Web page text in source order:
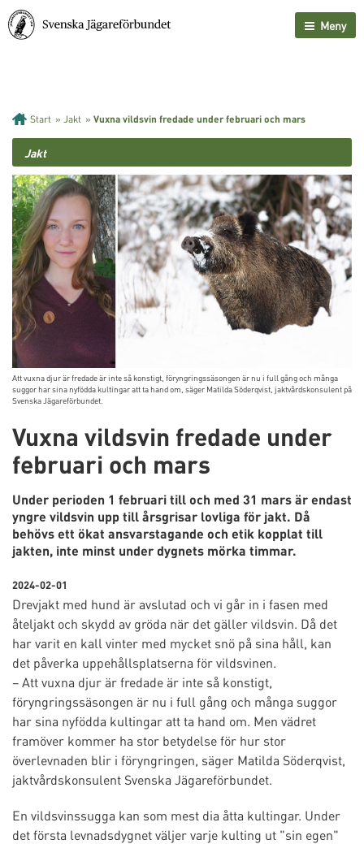
Meny
Start » Jakt » Vuxna vildsvin fredade under februari och mars
Jakt
Att vuxna djur är fredade är inte så konstigt, föryngringssäsongen är nu i full gång och många
suggor har sina nyfödda kultingar att ta hand om, säger Matilda Söderqvist, jaktvårdskonsulent på
Svenska Jägareförbundet.
Vuxna vildsvin fredade under
februari och mars
Under perioden 1 februari till och med 31 mars är endast
yngre vildsvin upp till årsgrisar lovliga för jakt. Då
behövs ett ökat ansvarstagande och etik kopplat till
jakten, inte minst under dygnets mörka timmar.
2024-02-01
Drevjakt med hund är avslutad och vi går in i fasen med
åteljakt och skydd av gröda när det gäller vildsvin. Då det
har varit en kall vinter med mycket snö på sina håll, kan
det påverka uppehållsplatserna för vildsvinen.
– Att vuxna djur är fredade är inte så konstigt,
föryngringssäsongen är nu i full gång och många suggor
har sina nyfödda kultingar att ta hand om. Men vädret
framöver kommer ha stor betydelse för hur stor
överlevnaden blir i föryngringen, säger Matilda Söderqvist,
jaktvårdskonsulent Svenska Jägareförbundet.
En vildsvinssugga kan som mest dia åtta kultingar. Under
det första levnadsdygnet väljer varje kulting ut "sin egen"